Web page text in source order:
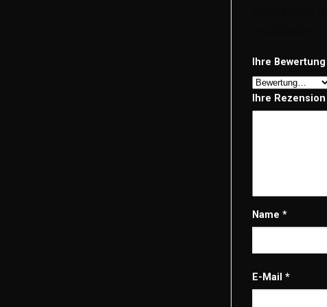
Ihre Bewertung
Ihre Rezension
Name *
E-Mail *